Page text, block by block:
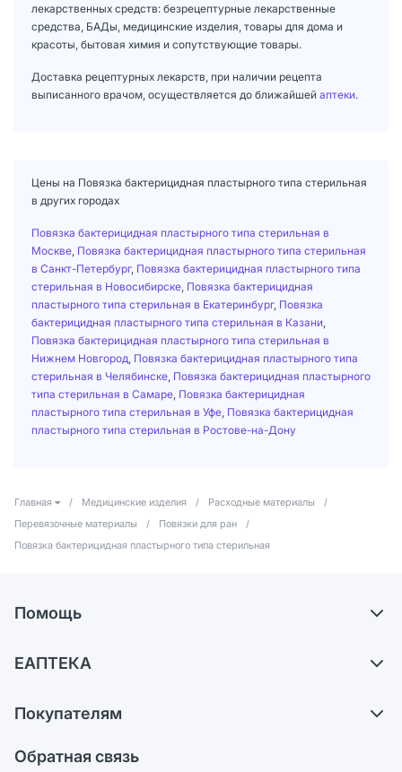
лекарственных средств: безрецептурные лекарственные
средства, БАДы, медицинские изделия, товары для дома и
красоты, бытовая химия и сопутствующие товары.
Доставка рецептурных лекарств, при наличии рецепта
выписанного врачом, осуществляется до ближайшей аптеки.
Цены на Повязка бактерицидная пластырного типа стерильная
в других городах
Повязка бактерицидная пластырного типа стерильная в
Москве Повязка бактерицидная пластырного типа стерильная
в Санкт-Петербург, Повязка бактерицидная пластырного типа
стерильная в Новосибирске Повязка бактерицидная
пластырного типа стерильная в Екатеринбург, Повязка
бактерицидная пластырного типа стерильная в Казани
Повязка бактерицидная пластырного типа стерильная в
Нижнем Новгород Повязка бактерицидная пластырного типа
стерильная в Челябинске Повязка бактерицидная пластырного
типа стерильная в Самаре Повязка бактерицидная
пластырного типа стерильная в Уфе Повязка бактерицидная
пластырного типа стерильная в Ростове-на-Дону
Главная / Медицинские изделия / Расходные материалы
/
Перевязочные материалы
/ Повязки для ран
/
Повязка бактерицидная пластырного типа стерильная
Помощь
Самовывоз из аптек
Ответы на вопросы
ЕАПТЕКА
Карьера
Поставщики
Покупателям
Обратная связь